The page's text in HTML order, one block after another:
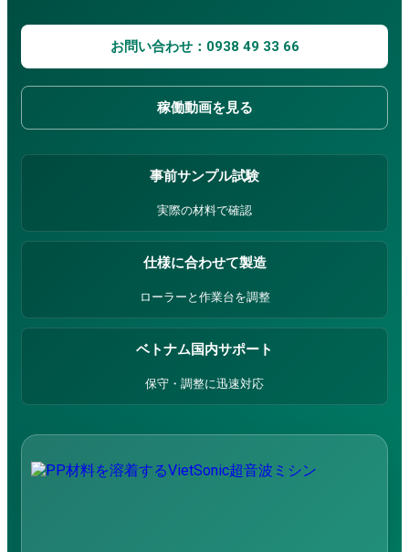
布袋製造機
超音波振動ふるい機
超音波スプレーコーティングシステム
お問い合わせ：0938 49 33 66
稼働動画を見る
事前サンプル試験
実際の材料で確認
仕様に合わせて製造
ローラーと作業台を調整
ベトナム国内サポート
保守・調整に迅速対応